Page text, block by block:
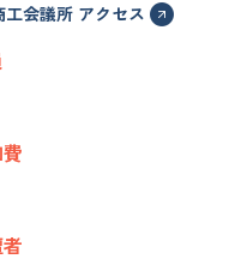
工会議所 アクセス